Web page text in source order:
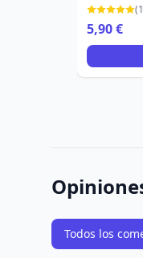
5,90 €
Todos los